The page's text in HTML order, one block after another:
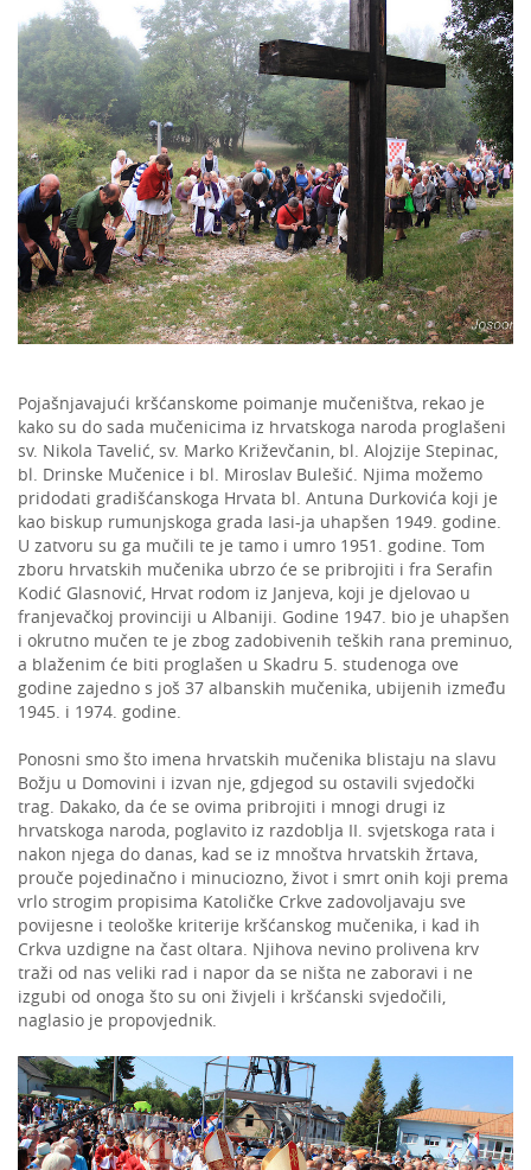
Pojašnjavajući kršćanskome poimanje mučeništva, rekao je
kako su do sada mučenicima iz hrvatskoga naroda proglašeni
sv. Nikola Tavelić, sv. Marko Križevčanin, bl. Alojzije Stepinac,
bl. Drinske Mučenice i bl. Miroslav Bulešić. Njima možemo
pridodati gradišćanskoga Hrvata bl. Antuna Durkovića koji je
kao biskup rumunjskoga grada Iasi-ja uhapšen 1949. godine.
U zatvoru su ga mučili te je tamo i umro 1951. godine. Tom
zboru hrvatskih mučenika ubrzo će se pribrojiti i fra Serafin
Kodić Glasnović, Hrvat rodom iz Janjeva, koji je djelovao u
franjevačkoj provinciji u Albaniji. Godine 1947. bio je uhapšen
i okrutno mučen te je zbog zadobivenih teških rana preminuo,
a blaženim će biti proglašen u Skadru 5. studenoga ove
godine zajedno s još 37 albanskih mučenika, ubijenih između
1945. i 1974. godine.
Ponosni smo što imena hrvatskih mučenika blistaju na slavu
Božju u Domovini i izvan nje, gdjegod su ostavili svjedočki
trag. Dakako, da će se ovima pribrojiti i mnogi drugi iz
hrvatskoga naroda, poglavito iz razdoblja II. svjetskoga rata i
nakon njega do danas, kad se iz mnoštva hrvatskih žrtava,
prouče pojedinačno i minuciozno, život i smrt onih koji prema
vrlo strogim propisima Katoličke Crkve zadovoljavaju sve
povijesne i teološke kriterije kršćanskog mučenika, i kad ih
Crkva uzdigne na čast oltara. Njihova nevino prolivena krv
traži od nas veliki rad i napor da se ništa ne zaboravi i ne
izgubi od onoga što su oni živjeli i kršćanski svjedočili,
naglasio je propovjednik.